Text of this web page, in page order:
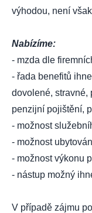
výhodou, není
Nabízíme:
- mzda dle
- řada benefitů
dovolené, stravné,
penzijní pojištění,
- možnost
- možnost
- možnost výkonu
- nástup možný
V případě zájmu